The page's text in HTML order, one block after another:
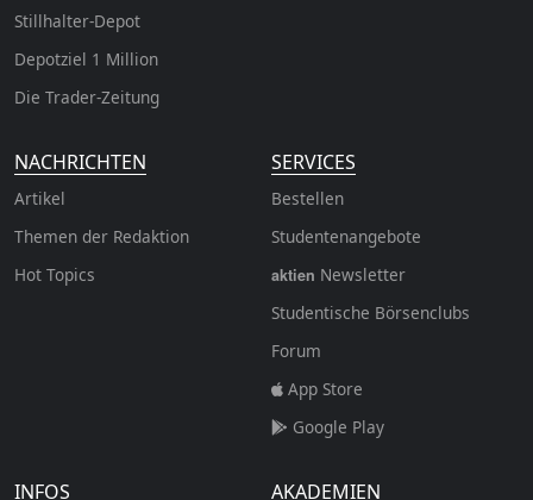
Stillhalter-Depot
Depotziel 1 Million
Die Trader-Zeitung
NACHRICHTEN
Artikel
Themen der Redaktion
Hot Topics
SERVICES
Bestellen
Studentenangebote
aktien Newsletter
Studentische Börsenclubs
Forum
App Store
Google Play
INFOS AKADEMIEN